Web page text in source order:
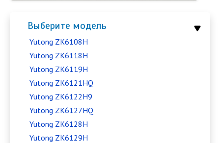
Выберите модель
Yutong ZK6108H
Yutong ZK6118H
Yutong ZK6119H
Yutong ZK6121HQ
Yutong ZK6122H9
Yutong ZK6127HQ
Yutong ZK6128H
Yutong ZK6129H